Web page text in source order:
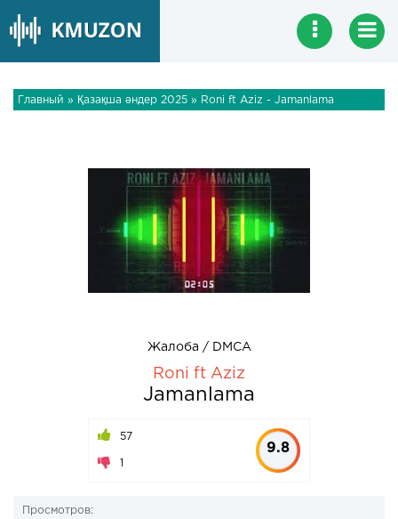
Главный » Қазақша әндер 2025 » Roni ft Aziz - Jamanlama
Жалоба / DMCA
Roni ft Aziz
Jamanlama
57
1
9.8
Просмотров: